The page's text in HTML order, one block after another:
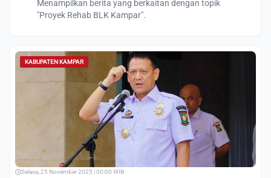
Menampilkan berita yang berkaitan dengan topik
"Proyek Rehab BLK Kampar".
KABUPATEN KAMPAR
Selasa, 25 November 2025 | 00:00 WIB